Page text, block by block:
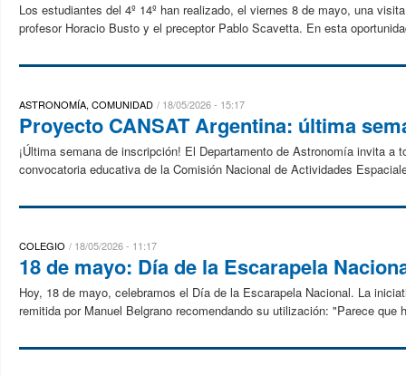
Los estudiantes del 4º 14º han realizado, el viernes 8 de mayo, una
profesor Horacio Busto y el preceptor Pablo Scavetta. En esta
ASTRONOMÍA, COMUNIDAD 18/05/2026 - 15:17
Proyecto CANSAT Argentina: última
¡Última semana de inscripción! El Departamento de Astronomía invita
convocatoria educativa de la Comisión Nacional de Actividades
COLEGIO 18/05/2026 - 11:17
18 de mayo: Día de la Escarapela
Hoy, 18 de mayo, celebramos el Día de la Escarapela Nacional. La
remitida por Manuel Belgrano recomendando su utilización: "Parece que